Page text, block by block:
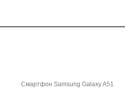
Смартфон Samsung Galaxy A51